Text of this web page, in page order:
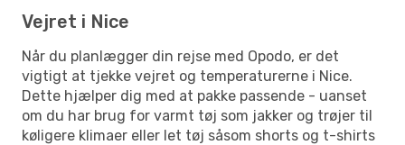
Vejret i Nice
Når du planlægger din rejse med Opodo, er det
vigtigt at tjekke vejret og temperaturerne i Nice.
Dette hjælper dig med at pakke passende - uanset
om du har brug for varmt tøj som jakker og trøjer til
køligere klimaer eller let tøj såsom shorts og t-shirts